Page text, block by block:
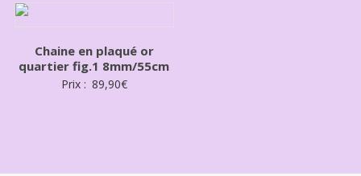
Chaine en plaqué or
quartier fig.1 8mm/55cm
Prix : 89,90€